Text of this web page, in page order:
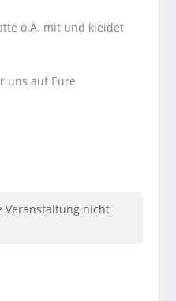
o.Ä. mit und kleidet
uns auf Eure
Veranstaltung nicht